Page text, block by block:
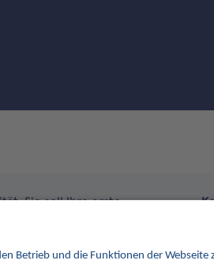
Sie soll Ihre erste